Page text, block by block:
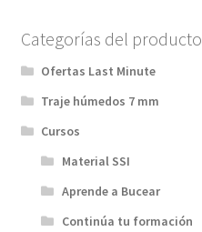
Categorías del producto
Ofertas Last Minute
Traje húmedos 7 mm
Cursos
Material SSI
Aprende a Bucear
Continúa tu formación